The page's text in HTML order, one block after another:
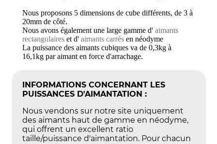
Nous proposons 5 dimensions de cube différents, de 3 à
20mm de côté.
Nous avons également une large gamme d'aimants
rectangulaires et d'aimants carrés en néodyme
La puissance des aimants cubiques va de 0,3kg à
16,1kg par aimant en force d'arrachage.
INFORMATIONS CONCERNANT LES
PUISSANCES D'AIMANTATION :
Nous vendons sur notre site uniquement
des aimants haut de gamme en néodyme,
qui offrent un excellent ratio
taille/puissance d'aimantation. Pour chacun